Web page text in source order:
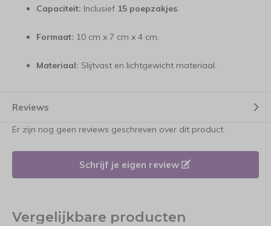
Capaciteit: Inclusief 15 poepzakjes.
Formaat: 10 cm x 7 cm x 4 cm.
Materiaal: Slijtvast en lichtgewicht materiaal.
Reviews
Er zijn nog geen reviews geschreven over dit product.
Schrijf je eigen review
Vergelijkbare producten